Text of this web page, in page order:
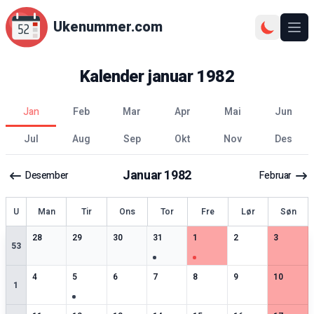
Ukenummer.com
Kalenderjanuar 1982
jan feb mar apr mai
jun
jul
aug sep okt nov des
Desember Januar1982 Februar
Uke Man Tir Ons Tor Fre Lør Søn
53
28
2spesielle datoer
29
3spesielle datoer
30
3spesielle datoer
31
1spesielle datoer
13 spesielle datoer
2
3spesielle datoer
3
2
1
4
3spesielle datoer
5
4spesielle datoer
6
3spesielle datoer
7
2spesielle datoer
8
2spesielle datoer
9
2spesielle datoer
10
3